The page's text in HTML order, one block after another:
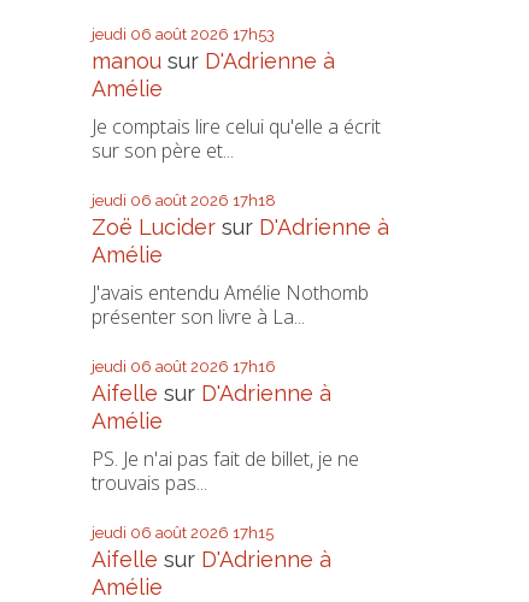
jeudi 06 août 2026 17h53
manousur D'Adrienne à
Amélie
Je comptais lire celui qu'elle a écrit
sur son père et...
jeudi 06 août 2026 17h18
Zoë Lucidersur D'Adrienne à
Amélie
J'avais entendu Amélie Nothomb
présenter son livre à La...
jeudi 06 août 2026 17h16
Aifelle sur D'Adrienne à
Amélie
PS. Je n'ai pas fait de billet, je ne
trouvais pas...
jeudi 06 août 2026 17h15
Aifelle sur D'Adrienne à
Amélie